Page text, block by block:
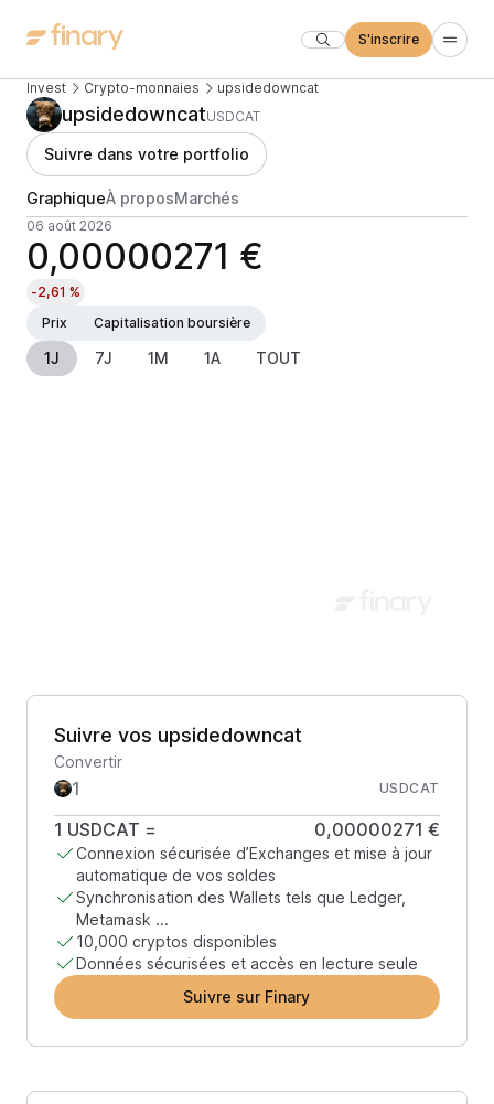
S'inscrire
Invest Crypto-monnaies upsidedowncat
upsidedowncatUSDCAT
Suivre dans votre portfolio
GraphiqueÀ proposMarchés
06 août 2026
0,00000271 €
-2,61 %
Prix
Capitalisation boursière
1J 7J 1M 1A TOUT
Suivre vos upsidedowncat
Convertir
USDCAT
1 USDCAT = 0,00000271 €
Connexion sécurisée d’Exchanges et mise à jour
automatique de vos soldes
Synchronisation des Wallets tels que Ledger,
Metamask ...
10,000 cryptos disponibles
Données sécurisées et accès en lecture seule
Suivre sur Finary